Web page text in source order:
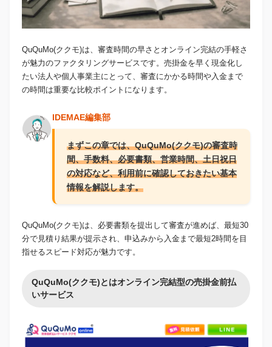
QuQuMo(ククモ)は、審査時間の早さとオンライン完結の手軽さ
が魅力のファクタリングサービスです。売掛金を早く現金化し
たい法人や個人事業主にとって、審査にかかる時間や入金まで
の時間は重要な比較ポイントになります。
IDEMAE編集部
まずこの章では、QuQuMo(ククモ)の審査時
間、手数料、必要書類、営業時間、土日祝日
の対応など、利用前に確認しておきたい基本
情報を解説します。
QuQuMo(ククモ)は、必要書類を提出して審査が進めば、最短30
分で見積り結果が提示され、申込みから入金まで最短2時間を目
指せるスピード対応が魅力です。
QuQuMo(ククモ)とはオンライン完結型の売掛金前払
いサービス